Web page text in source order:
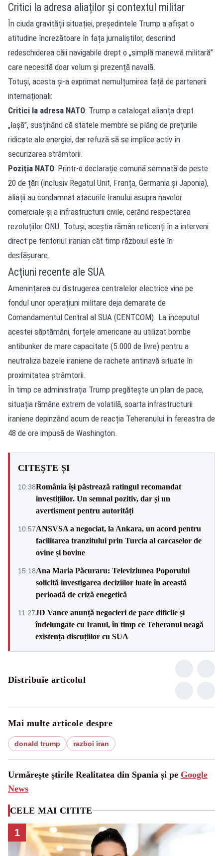
Critici la adresa aliaților și contextul militar
În ciuda gravității situației, președintele Trump a afișat o
atitudine încrezătoare în fața jurnaliștilor, descriind
redeschiderea căii navigabile drept o „simplă manevră militară”
care necesită doar volum și prezență navală.
Totuși, acesta și-a exprimat nemulțumirea față de partenerii
internaționali:
Critici la adresa NATO: Trump a catalogat alianța drept
„lașă”, susținând că statele membre se plâng de prețurile
ridicate ale energiei, dar refuză să se implice activ în
securizarea strâmtorii.
Poziția NATO: Printr-o declarație comună semnată de peste
20 de țări (inclusiv Regatul Unit, Franța, Germania și Japonia),
aliații au condamnat atacurile Iranului asupra navelor
comerciale și a infrastructurii civile, cerând respectarea
rezoluțiilor ONU. Totuși, aceștia rămân reticenți în a interveni
direct pe teritoriul iranian cât timp războiul este în
desfășurare.
Acțiuni recente ale SUA
Amenințarea cu distrugerea centralelor electrice vine pe
fondul unor operațiuni militare deja demarate de
Comandamentul Central al SUA (CENTCOM). La începutul
acestei săptămâni, forțele americane au utilizat bombe
antibunker de mare capacitate (5.000 de livre) pentru a
neutraliza bazele iraniene de rachete antinavă situate în
proximitatea strâmtorii.
În timp ce administrația Trump pregătește un plan de pace,
situația rămâne extrem de volatilă, soarta infrastructurii
iraniene depinzând acum de reacția Teheranului în fereastra de
48 de ore impusă de Washington.
CITEȘTE ȘI
10:38România își păstrează ratingul recomandat
investițiilor. Un semnal pozitiv, dar și un
avertisment pentru autorități
10:57ANSVSA a negociat, la Ankara, un acord pentru
facilitarea tranzitului prin Turcia al carcaselor de
ovine și bovine
15:18Ana Maria Păcuraru: Televiziunea Poporului
solicită investigarea deciziilor luate în această
perioadă de criză enegetică
11:27JD Vance anunță negocieri de pace dificile și
îndelungate cu Iranul, în timp ce Teheranul neagă
existența discuțiilor cu SUA
Distribuie articolul
Mai multe articole despre
donald trump razboi iran
Urmărește știrile Realitatea din Spania și pe Google
News
CELE MAI CITITE
1